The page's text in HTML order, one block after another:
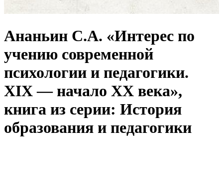
Ананьин С.А. «Интерес по
учению современной
психологии и педагогики.
XIX — начало XX века»,
книга из серии: История
образования и педагогики